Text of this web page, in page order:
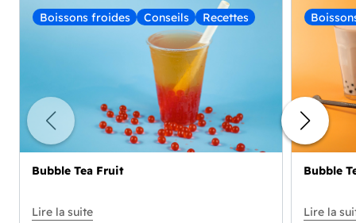
Boissons froides Conseils Recettes
Bubble Tea Fruit Bubble